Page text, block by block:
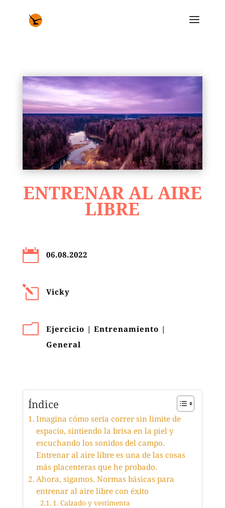
ENTRENAR AL AIRE
LIBRE
 06.08.2022
l Vicky
m Ejercicio | Entrenamiento |
General
Índice
Imagina cómo sería correr sin límite de
espacio, sintiendo la brisa en la piel y
escuchando los sonidos del campo.
Entrenar al aire libre es una de las cosas
más placenteras que he probado.
Ahora, sigamos. Normas básicas para
entrenar al aire libre con éxito
1. Calzado y vestimenta